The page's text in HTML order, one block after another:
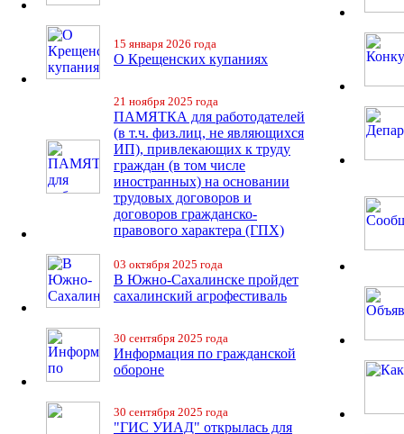
15 января 2026 года
О Крещенских купаниях
21 ноября 2025 года
ПАМЯТКА для работодателей
(в т.ч. физ.лиц, не являющихся
ИП), привлекающих к труду
граждан (в том числе
иностранных) на основании
трудовых договоров и
договоров гражданско-
правового характера (ГПХ)
03 октября 2025 года
В Южно-Сахалинске пройдет
сахалинский агрофестиваль
30 сентября 2025 года
Информация по гражданской
обороне
30 сентября 2025 года
"ГИС УИАД" открылась для